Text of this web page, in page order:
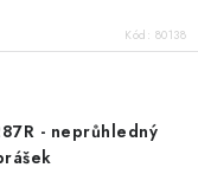
Kód: 80138
- neprůhledný